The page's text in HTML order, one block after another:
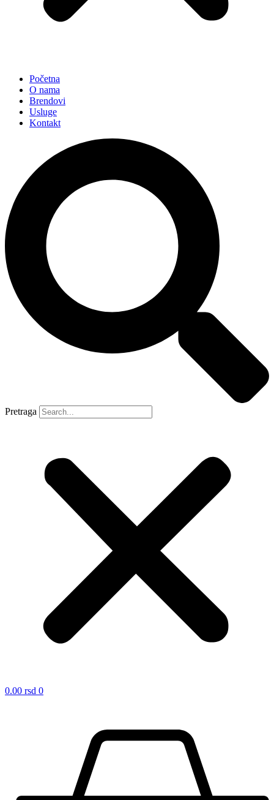
Početna
O nama
Brendovi
Usluge
Kontakt
Pretraga
0.00 rsd 0